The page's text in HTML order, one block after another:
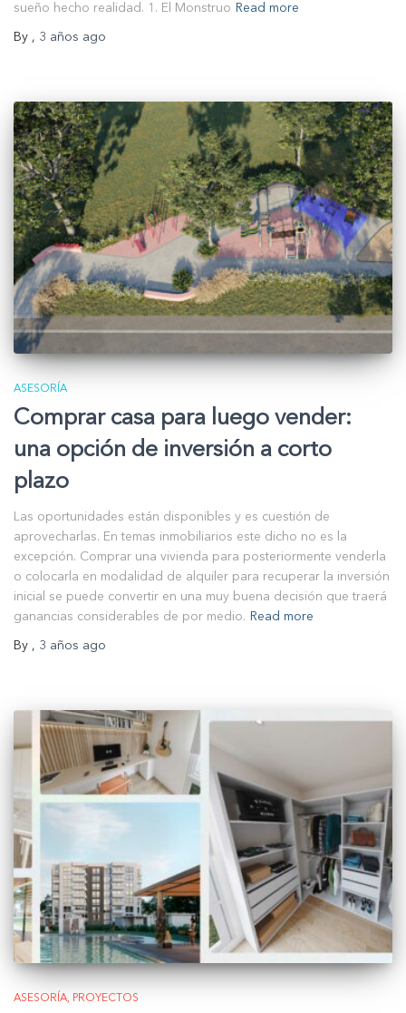
sueño hecho realidad. 1. El Monstruo Read more
By , 3 años ago
ASESORÍA
Comprar casa para luego vender:
una opción de inversión a corto
plazo
Las oportunidades están disponibles y es cuestión de
aprovecharlas. En temas inmobiliarios este dicho no es la
excepción. Comprar una vivienda para posteriormente venderla
o colocarla en modalidad de alquiler para recuperar la inversión
inicial se puede convertir en una muy buena decisión que traerá
ganancias considerables de por medio. Read more
By , 3 años ago
ASESORÍA PROYECTOS